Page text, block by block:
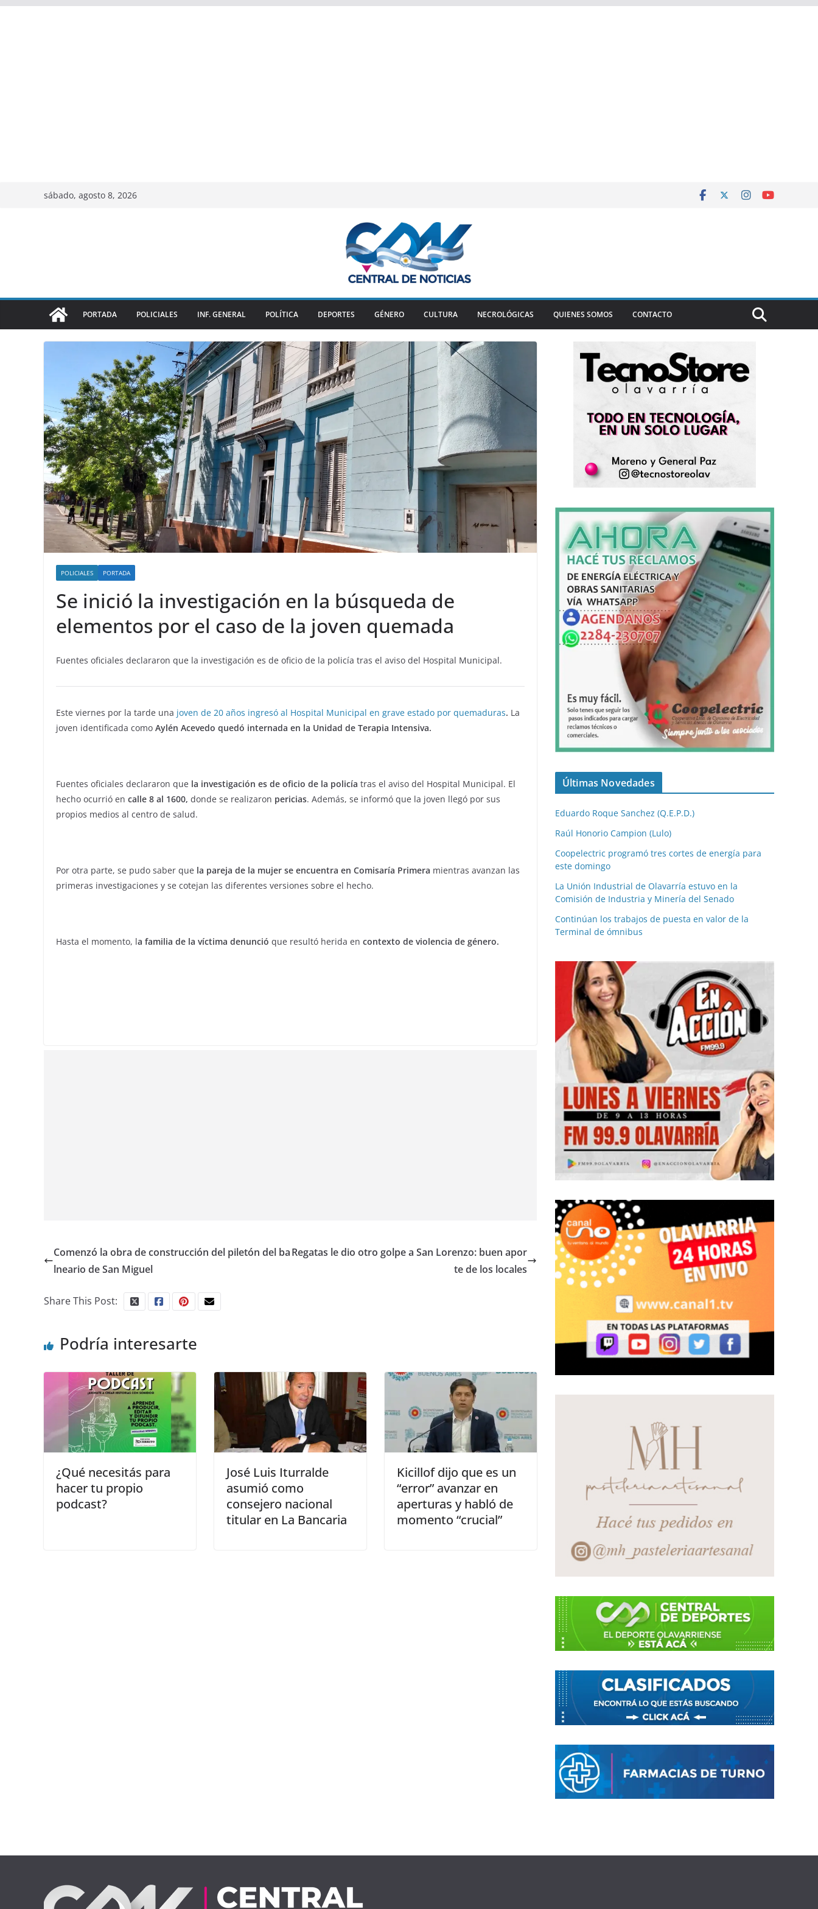
sábado, agosto 8, 2026
PORTADA POLICIALES INF. GENERAL POLÍTICA DEPORTES GÉNERO CULTURA NECROLÓGICAS QUIENES SOMOS CONTACTO
POLICIALES PORTADA
Se inició la investigación en la búsqueda de
elementos por el caso de la joven quemada
Fuentes oficiales declararon que la investigación es de oficio de la policía tras el aviso del Hospital Municipal.
Este viernes por la tarde una joven de 20 años ingresó al Hospital Municipal en grave estado por quemaduras. La
joven identificada como Aylén Acevedo quedó internada en la Unidad de Terapia Intensiva.
Fuentes oficiales declararon que la investigación es de oficio de la policía tras el aviso del Hospital Municipal. El
hecho ocurrió en calle 8 al 1600, donde se realizaron pericias. Además, se informó que la joven llegó por sus
propios medios al centro de salud.
Por otra parte, se pudo saber que la pareja de la mujer se encuentra en Comisaría Primera mientras avanzan las
primeras investigaciones y se cotejan las diferentes versiones sobre el hecho.
Hasta el momento, la familia de la víctima denunció que resultó herida en contexto de violencia de género.
Comenzó la obra de construcción del piletón del ba
lneario de San Miguel
Regatas le dio otro golpe a San Lorenzo: buen apor
te de los locales
Share This Post:
Podría interesarte
¿Qué necesitás para
hacer tu propio
podcast?
José Luis Iturralde
asumió como
consejero nacional
titular en La Bancaria
Kicillof dijo que es un
“error” avanzar en
aperturas y habló de
momento “crucial”
Últimas Novedades
Eduardo Roque Sanchez (Q.E.P.D.)
Raúl Honorio Campion (Lulo)
Coopelectric programó tres cortes de energía para
este domingo
La Unión Industrial de Olavarría estuvo en la
Comisión de Industria y Minería del Senado
Continúan los trabajos de puesta en valor de la
Terminal de ómnibus